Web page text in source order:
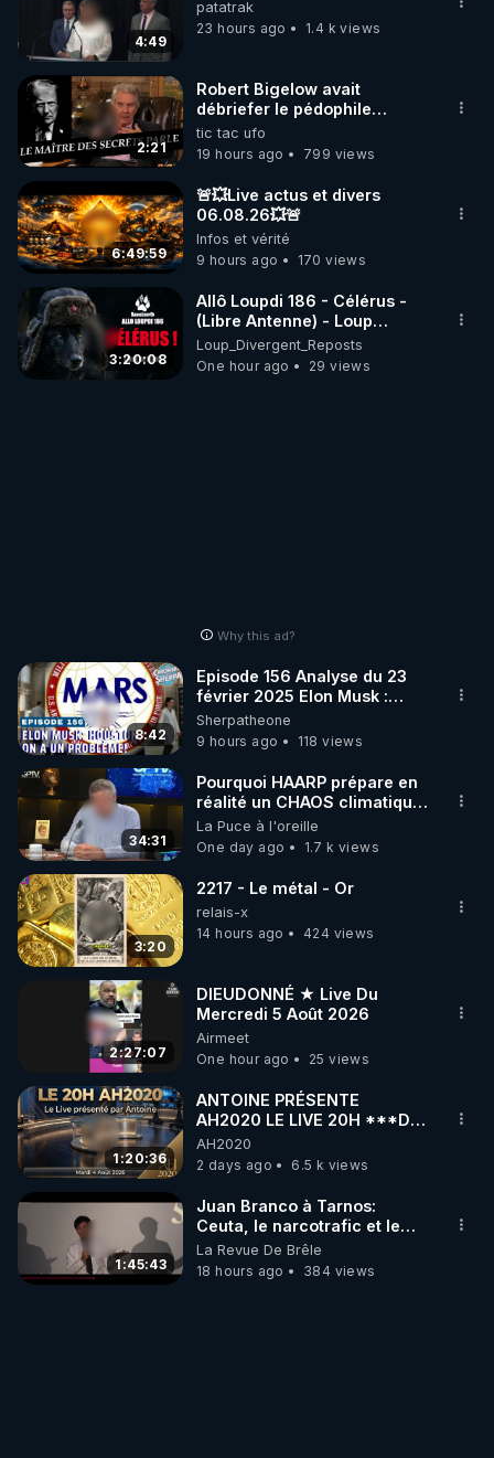
4:49
patatrak
23 hours ago
1.4 k views
2:21
Robert Bigelow avait
débriefer le pédophile
génocidaire de donald j
trump
tic tac ufo
19 hours ago
799 views
6:49:59
🚨💥Live actus et divers
06.08.26💥🚨
Infos et vérité
9 hours ago
170 views
3:20:08
Allô Loupdi 186 - Célérus -
(Libre Antenne) - Loup
Divergent 2026.08.06
Loup_Divergent_Reposts
One hour ago
29 views
Why this ad?
8:42
Episode 156 Analyse du 23
février 2025 Elon Musk :
Houston , on a un problème !
Sherpatheone
9 hours ago
118 views
34:31
Pourquoi HAARP prépare en
réalité un CHAOS climatique,
on répond
La Puce à l'oreille
One day ago
1.7 k views
3:20
2217 - Le métal - Or
relais-x
14 hours ago
424 views
2:27:07
DIEUDONNÉ ★ Live Du
Mercredi 5 Août 2026
Airmeet
One hour ago
25 views
1:20:36
ANTOINE PRÉSENTE
AH2020 LE LIVE 20H ***DU
04/08/2026*** 📷LE
GRAND RÉVEIL EST EN
MARCHE 📷
AH2020
2 days ago
6.5 k views
1:45:43
Juan Branco à Tarnos:
Ceuta, le narcotrafic et le
pouvoir en France
La Revue De Brêle
18 hours ago
384 views